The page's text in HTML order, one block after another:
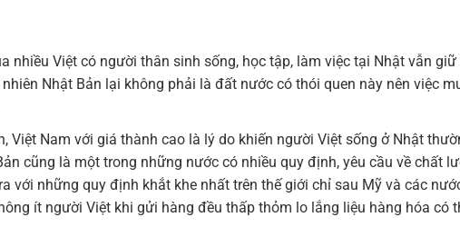
nhiều Việt có người thân sinh sống, học tập, làm việc tại Nhật vẫn giữ
Nhật Bản lại không phải là đất nước có thói quen này nên việc
Nam với giá thành cao là lý do khiến người Việt sống ở Nhật
cũng là một trong những nước có nhiều quy định, yêu cầu về chất
với những quy định khắt khe nhất trên thế giới chỉ sau Mỹ và các
ít người Việt khi gửi hàng đều thấp thỏm lo lắng liệu hàng hóa có